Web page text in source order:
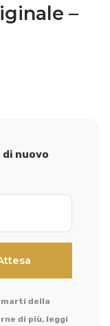
–
nuovo
della
di più, leggi